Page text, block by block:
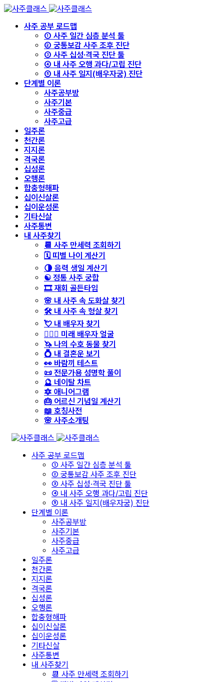
사주 공부 로드맵
① 사주 일간 심층 분석 툴
② 궁통보감 사주 조후 진단
③ 사주 십성·격국 진단 툴
④ 내 사주 오행 과다/고립 진단
⑤ 내 사주 일지(배우자궁) 진단
단계별 이론
사주공부방
사주기본
사주중급
사주고급
일주론
천간론
지지론
격국론
십성론
오행론
합충형해파
십이신살론
십이운성론
기타신살
사주통변
내 사주찾기
📆 사주 만세력 조회하기
🗓️ 띠별 나이 계산기
🌗 음력 생일 계산기
☯️ 정통 사주 궁합
🎞️ 재회 골든타임
🌸 내 사주 속 도화살 찾기
🛠️ 내 사주 속 형살 찾기
💘 내 배우자 찾기
👩‍❤️‍👨 미래 배우자 얼굴
🦄 나의 수호 동물 찾기
💍 내 결혼운 보기
👀 바람끼 테스트
📜 전문가용 성명학 풀이
🔮 네이탈 차트
🔯 애니어그램
🎂 어르신 기념일 계산기
📖 호칭사전
🌸 사주소개팅
사주 공부 로드맵
① 사주 일간 심층 분석 툴
② 궁통보감 사주 조후 진단
③ 사주 십성·격국 진단 툴
④ 내 사주 오행 과다/고립 진단
⑤ 내 사주 일지(배우자궁) 진단
단계별 이론
사주공부방
사주기본
사주중급
사주고급
일주론
천간론
지지론
격국론
십성론
오행론
합충형해파
십이신살론
십이운성론
기타신살
사주통변
내 사주찾기
📆 사주 만세력 조회하기